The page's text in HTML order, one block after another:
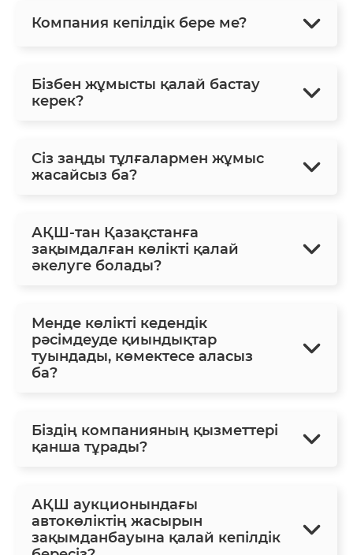
Компания кепілдік бере ме?
Бізбен жұмысты қалай бастау
керек?
Сіз заңды тұлғалармен жұмыс
жасайсыз ба?
АҚШ-тан Қазақстанға
зақымдалған көлікті қалай
әкелуге болады?
Менде көлікті кедендік
рәсімдеуде қиындықтар
туындады, көмектесе аласыз
ба?
Біздің компанияның қызметтері
қанша тұрады?
АҚШ аукционындағы
автокөліктің жасырын
зақымданбауына қалай кепілдік